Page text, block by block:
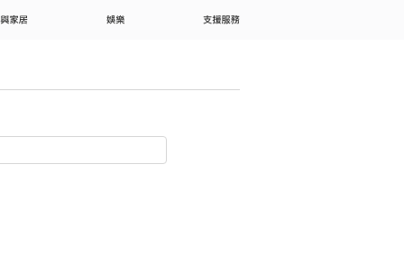
家居 娛樂 支援服務